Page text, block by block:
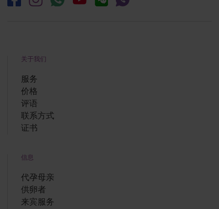
关于我们
服务
价格
评语
联系方式
证书
信息
代孕母亲
供卵者
来宾服务